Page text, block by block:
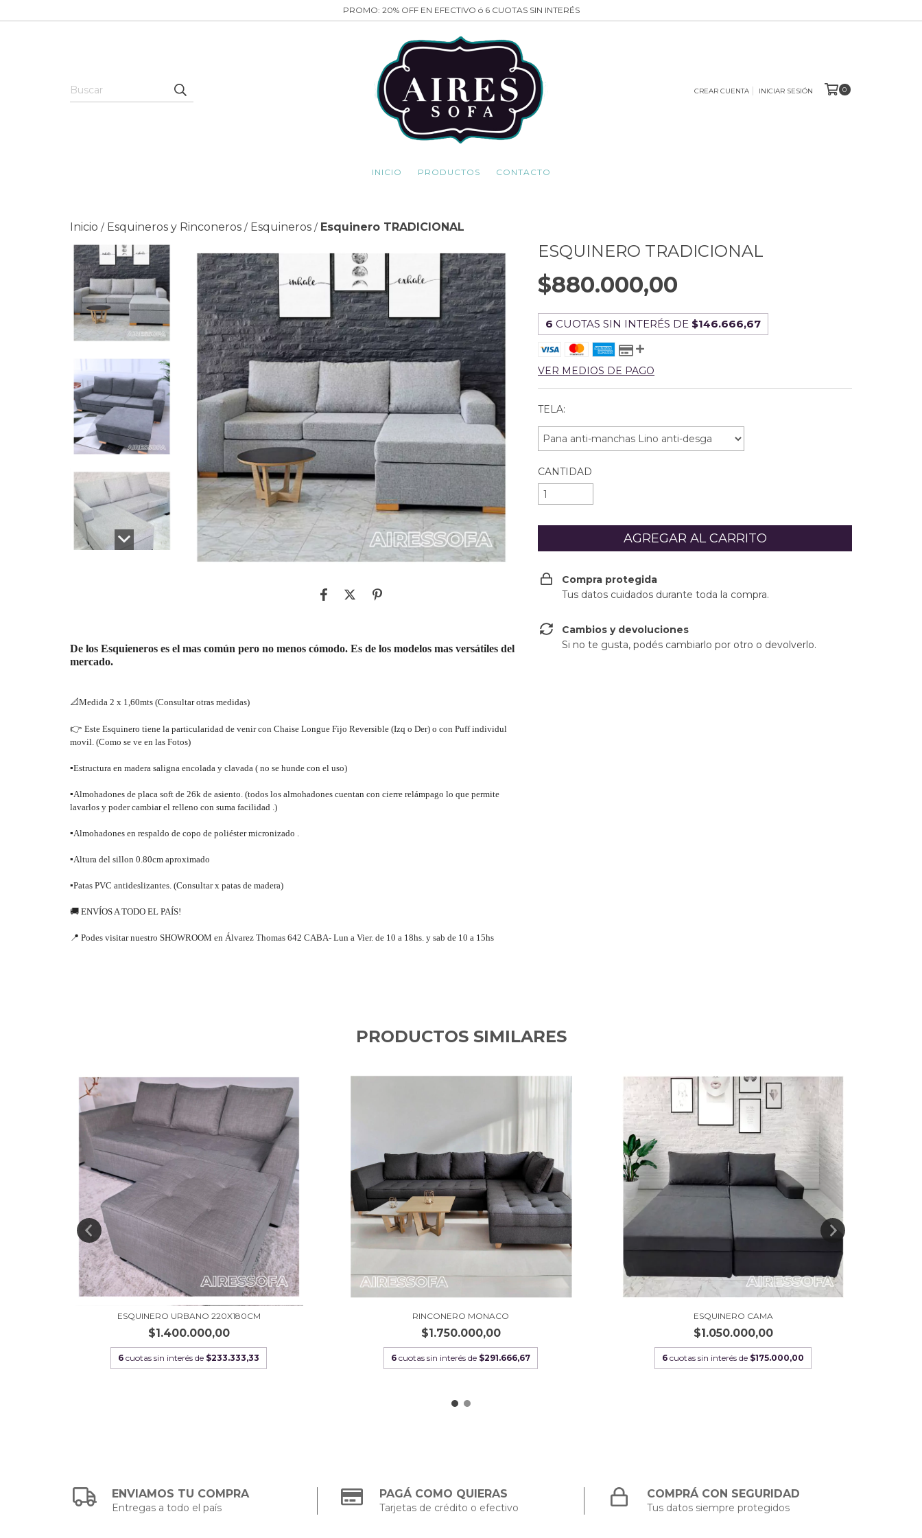
PROMO: 20% OFF EN EFECTIVO ó 6 CUOTAS SIN INTERÉS
CREAR CUENTA INICIAR SESIÓN 0
INICIO PRODUCTOS CONTACTO
Inicio / Esquineros y Rinconeros / Esquineros / Esquinero TRADICIONAL
De los Esquieneros es el mas común pero no menos cómodo. Es de los modelos mas versátiles del
mercado.
📐Medida 2 x 1,60mts (Consultar otras medidas)
👉 Este Esquinero tiene la particularidad de venir con Chaise Longue Fijo Reversible (Izq o Der) o con Puff individul
movil. (Como se ve en las Fotos)
▪Estructura en madera saligna encolada y clavada ( no se hunde con el uso)
▪Almohadones de placa soft de 26k de asiento. (todos los almohadones cuentan con cierre relámpago lo que permite
lavarlos y poder cambiar el relleno con suma facilidad .)
▪Almohadones en respaldo de copo de poliéster micronizado .
▪Altura del sillon 0.80cm aproximado
▪Patas PVC antideslizantes. (Consultar x patas de madera)
🚚 ENVÍOS A TODO EL PAÍS!
📍 Podes visitar nuestro SHOWROOM en Álvarez Thomas 642 CABA- Lun a Vier. de 10 a 18hs. y sab de 10 a 15hs
ESQUINERO TRADICIONAL
$880.000,00
6 CUOTAS SIN INTERÉS DE $146.666,67
VER MEDIOS DE PAGO
TELA:
CANTIDAD
Compra protegida
Tus datos cuidados durante toda la compra.
Cambios y devoluciones
Si no te gusta, podés cambiarlo por otro o devolverlo.
PRODUCTOS SIMILARES
ESQUINERO URBANO 220X180CM
$1.400.000,00
6 cuotas sin interés de $233.333,33
RINCONERO MONACO
$1.750.000,00
6 cuotas sin interés de $291.666,67
ESQUINERO CAMA
$1.050.000,00
6 cuotas sin interés de $175.000,00
ENVIAMOS TU COMPRA
Entregas a todo el país
PAGÁ COMO QUIERAS
Tarjetas de crédito o efectivo
COMPRÁ CON SEGURIDAD
Tus datos siempre protegidos